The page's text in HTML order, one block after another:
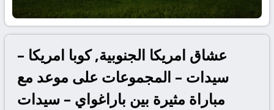
عشاق امريكا الجنوبية, كوبا امريكا –
سيدات – المجموعات على موعد مع
مباراة مثيرة بين باراغواي – سيدات